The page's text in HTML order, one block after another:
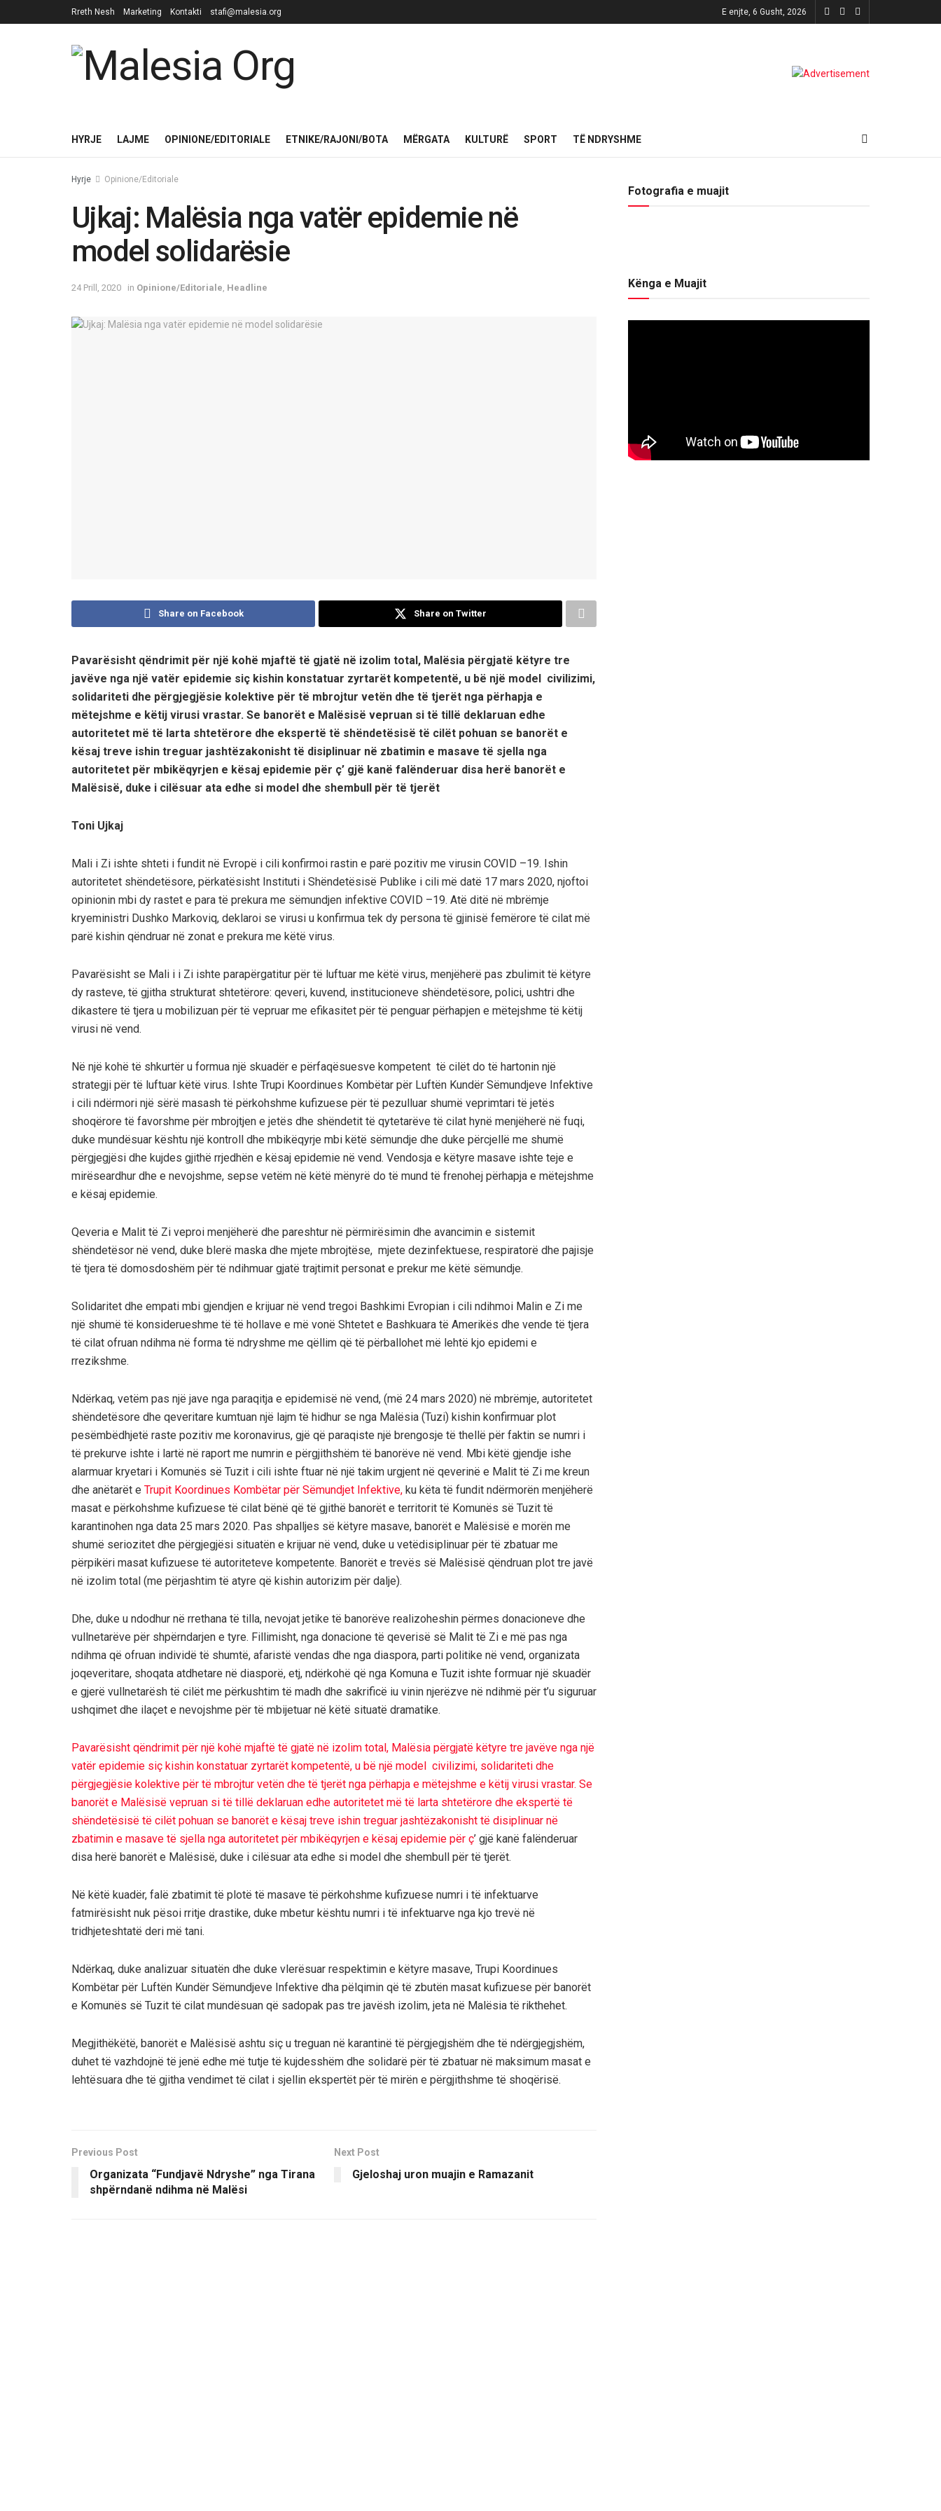
Rreth Nesh Marketing Kontakti stafi@malesia.org E enjte, 6 Gusht, 2026
HYRJE LAJME OPINIONE/EDITORIALE ETNIKE/RAJONI/BOTA MËRGATA KULTURË SPORT TË NDRYSHME
Hyrje Opinione/Editoriale
Ujkaj: Malësia nga vatër epidemie në
model solidarësie
24 Prill, 2020 in Opinione/Editoriale Headline
Share on Facebook Share on Twitter
Pavarësisht qëndrimit për një kohë mjaftë të gjatë në izolim total, Malësia përgjatë këtyre tre
javëve nga një vatër epidemie siç kishin konstatuar zyrtarët kompetentë, u bë një model civilizimi,
solidariteti dhe përgjegjësie kolektive për të mbrojtur vetën dhe të tjerët nga përhapja e
mëtejshme e këtij virusi vrastar. Se banorët e Malësisë vepruan si të tillë deklaruan edhe
autoritetet më të larta shtetërore dhe ekspertë të shëndetësisë të cilët pohuan se banorët e
kësaj treve ishin treguar jashtëzakonisht të disiplinuar në zbatimin e masave të sjella nga
autoritetet për mbikëqyrjen e kësaj epidemie për ç’ gjë kanë falënderuar disa herë banorët e
Malësisë, duke i cilësuar ata edhe si model dhe shembull për të tjerët
Toni Ujkaj
Mali i Zi ishte shteti i fundit në Evropë i cili konfirmoi rastin e parë pozitiv me virusin COVID –19. Ishin
autoritetet shëndetësore, përkatësisht Instituti i Shëndetësisë Publike i cili më datë 17 mars 2020, njoftoi
opinionin mbi dy rastet e para të prekura me sëmundjen infektive COVID –19. Atë ditë në mbrëmje
kryeministri Dushko Markoviq, deklaroi se virusi u konfirmua tek dy persona të gjinisë femërore të cilat më
parë kishin qëndruar në zonat e prekura me këtë virus.
Pavarësisht se Mali i i Zi ishte parapërgatitur për të luftuar me këtë virus, menjëherë pas zbulimit të këtyre
dy rasteve, të gjitha strukturat shtetërore: qeveri, kuvend, institucioneve shëndetësore, polici, ushtri dhe
dikastere të tjera u mobilizuan për të vepruar me efikasitet për të penguar përhapjen e mëtejshme të këtij
virusi në vend.
Në një kohë të shkurtër u formua një skuadër e përfaqësuesve kompetent të cilët do të hartonin një
strategji për të luftuar këtë virus. Ishte Trupi Koordinues Kombëtar për Luftën Kundër Sëmundjeve Infektive
i cili ndërmori një sërë masash të përkohshme kufizuese për të pezulluar shumë veprimtari të jetës
shoqërore të favorshme për mbrojtjen e jetës dhe shëndetit të qytetarëve të cilat hynë menjëherë në fuqi,
duke mundësuar kështu një kontroll dhe mbikëqyrje mbi këtë sëmundje dhe duke përcjellë me shumë
përgjegjësi dhe kujdes gjithë rrjedhën e kësaj epidemie në vend. Vendosja e këtyre masave ishte teje e
mirëseardhur dhe e nevojshme, sepse vetëm në këtë mënyrë do të mund të frenohej përhapja e mëtejshme
e kësaj epidemie.
Qeveria e Malit të Zi veproi menjëherë dhe pareshtur në përmirësimin dhe avancimin e sistemit
shëndetësor në vend, duke blerë maska dhe mjete mbrojtëse, mjete dezinfektuese, respiratorë dhe pajisje
të tjera të domosdoshëm për të ndihmuar gjatë trajtimit personat e prekur me këtë sëmundje.
Solidaritet dhe empati mbi gjendjen e krijuar në vend tregoi Bashkimi Evropian i cili ndihmoi Malin e Zi me
një shumë të konsiderueshme të të hollave e më vonë Shtetet e Bashkuara të Amerikës dhe vende të tjera
të cilat ofruan ndihma në forma të ndryshme me qëllim që të përballohet më lehtë kjo epidemi e
rrezikshme.
Ndërkaq, vetëm pas një jave nga paraqitja e epidemisë në vend, (më 24 mars 2020) në mbrëmje, autoritetet
shëndetësore dhe qeveritare kumtuan një lajm të hidhur se nga Malësia (Tuzi) kishin konfirmuar plot
pesëmbëdhjetë raste pozitiv me koronavirus, gjë që paraqiste një brengosje të thellë për faktin se numri i
të prekurve ishte i lartë në raport me numrin e përgjithshëm të banorëve në vend. Mbi këtë gjendje ishe
alarmuar kryetari i Komunës së Tuzit i cili ishte ftuar në një takim urgjent në qeverinë e Malit të Zi me kreun
dhe anëtarët e Trupit Koordinues Kombëtar për Sëmundjet Infektive, ku këta të fundit ndërmorën menjëherë
masat e përkohshme kufizuese të cilat bënë që të gjithë banorët e territorit të Komunës së Tuzit të
karantinohen nga data 25 mars 2020. Pas shpalljes së këtyre masave, banorët e Malësisë e morën me
shumë seriozitet dhe përgjegjësi situatën e krijuar në vend, duke u vetëdisiplinuar për të zbatuar me
përpikëri masat kufizuese të autoriteteve kompetente. Banorët e trevës së Malësisë qëndruan plot tre javë
në izolim total (me përjashtim të atyre që kishin autorizim për dalje).
Dhe, duke u ndodhur në rrethana të tilla, nevojat jetike të banorëve realizoheshin përmes donacioneve dhe
vullnetarëve për shpërndarjen e tyre. Fillimisht, nga donacione të qeverisë së Malit të Zi e më pas nga
ndihma që ofruan individë të shumtë, afaristë vendas dhe nga diaspora, parti politike në vend, organizata
joqeveritare, shoqata atdhetare në diasporë, etj, ndërkohë që nga Komuna e Tuzit ishte formuar një skuadër
e gjerë vullnetarësh të cilët me përkushtim të madh dhe sakrificë iu vinin njerëzve në ndihmë për t’u siguruar
ushqimet dhe ilaçet e nevojshme për të mbijetuar në këtë situatë dramatike.
Pavarësisht qëndrimit për një kohë mjaftë të gjatë në izolim total, Malësia përgjatë këtyre tre javëve nga një
vatër epidemie siç kishin konstatuar zyrtarët kompetentë, u bë një model civilizimi, solidariteti dhe
përgjegjësie kolektive për të mbrojtur vetën dhe të tjerët nga përhapja e mëtejshme e këtij virusi vrastar. Se
banorët e Malësisë vepruan si të tillë deklaruan edhe autoritetet më të larta shtetërore dhe ekspertë të
shëndetësisë të cilët pohuan se banorët e kësaj treve ishin treguar jashtëzakonisht të disiplinuar në
zbatimin e masave të sjella nga autoritetet për mbikëqyrjen e kësaj epidemie për ç’ gjë kanë falënderuar
disa herë banorët e Malësisë, duke i cilësuar ata edhe si model dhe shembull për të tjerët.
Në këtë kuadër, falë zbatimit të plotë të masave të përkohshme kufizuese numri i të infektuarve
fatmirësisht nuk pësoi rritje drastike, duke mbetur kështu numri i të infektuarve nga kjo trevë në
tridhjeteshtatë deri më tani.
Ndërkaq, duke analizuar situatën dhe duke vlerësuar respektimin e këtyre masave, Trupi Koordinues
Kombëtar për Luftën Kundër Sëmundjeve Infektive dha pëlqimin që të zbutën masat kufizuese për banorët
e Komunës së Tuzit të cilat mundësuan që sadopak pas tre javësh izolim, jeta në Malësia të rikthehet.
Megjithëkëtë, banorët e Malësisë ashtu siç u treguan në karantinë të përgjegjshëm dhe të ndërgjegjshëm,
duhet të vazhdojnë të jenë edhe më tutje të kujdesshëm dhe solidarë për të zbatuar në maksimum masat e
lehtësuara dhe të gjitha vendimet të cilat i sjellin ekspertët për të mirën e përgjithshme të shoqërisë.
Previous Post
Organizata “Fundjavë Ndryshe” nga Tirana
shpërndanë ndihma në Malësi
Next Post
Gjeloshaj uron muajin e Ramazanit
Fotografia e muajit
Kënga e Muajit